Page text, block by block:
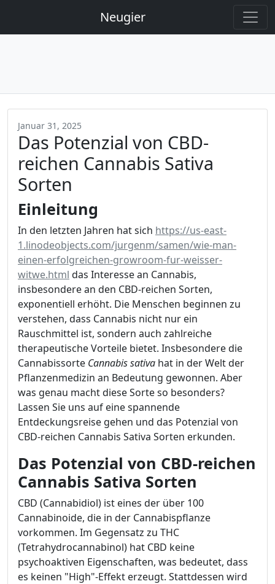
Neugier
Januar 31, 2025
Das Potenzial von CBD-
reichen Cannabis Sativa
Sorten
Einleitung
In den letzten Jahren hat sich https://us-east-
1.linodeobjects.com/jurgenm/samen/wie-man-
einen-erfolgreichen-growroom-fur-weisser-
witwe.html das Interesse an Cannabis,
insbesondere an den CBD-reichen Sorten,
exponentiell erhöht. Die Menschen beginnen zu
verstehen, dass Cannabis nicht nur ein
Rauschmittel ist, sondern auch zahlreiche
therapeutische Vorteile bietet. Insbesondere die
Cannabissorte Cannabis sativa hat in der Welt der
Pflanzenmedizin an Bedeutung gewonnen. Aber
was genau macht diese Sorte so besonders?
Lassen Sie uns auf eine spannende
Entdeckungsreise gehen und das Potenzial von
CBD-reichen Cannabis Sativa Sorten erkunden.
Das Potenzial von CBD-reichen
Cannabis Sativa Sorten
CBD (Cannabidiol) ist eines der über 100
Cannabinoide, die in der Cannabispflanze
vorkommen. Im Gegensatz zu THC
(Tetrahydrocannabinol) hat CBD keine
psychoaktiven Eigenschaften, was bedeutet, dass
es keinen "High"-Effekt erzeugt. Stattdessen wird